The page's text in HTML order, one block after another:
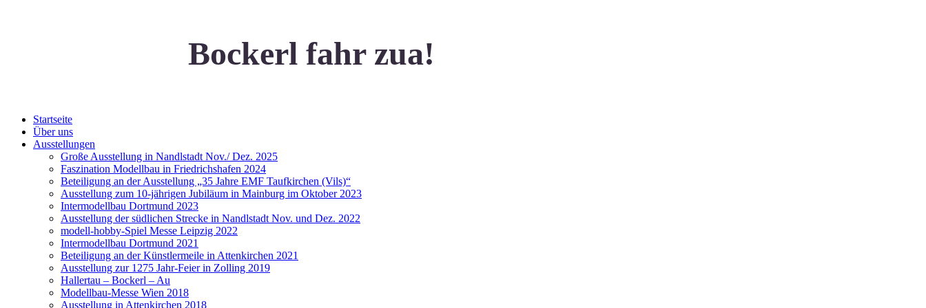
Bockerl fahr zua!
Startseite
Über uns
Ausstellungen
Große Ausstellung in Nandlstadt Nov./ Dez. 2025
Faszination Modellbau in Friedrichshafen 2024
Beteiligung an der Ausstellung „35 Jahre EMF Taufkirchen (Vils)“
Ausstellung zum 10-jährigen Jubiläum in Mainburg im Oktober 2023
Intermodellbau Dortmund 2023
Ausstellung der südlichen Strecke in Nandlstadt Nov. und Dez. 2022
modell-hobby-Spiel Messe Leipzig 2022
Intermodellbau Dortmund 2021
Beteiligung an der Künstlermeile in Attenkirchen 2021
Ausstellung zur 1275 Jahr-Feier in Zolling 2019
Hallertau – Bockerl – Au
Modellbau-Messe Wien 2018
Ausstellung in Attenkirchen 2018